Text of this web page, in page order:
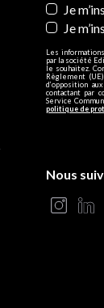
Je
Je
Les
par la société
le souhaitez.
Règlement
d’opposition
contactant par
Service
politique de
Nous